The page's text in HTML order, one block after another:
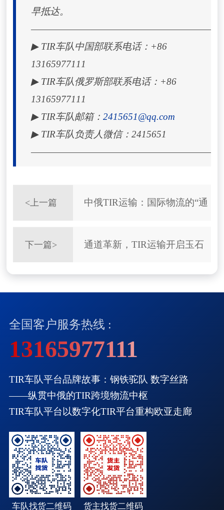
早抵达。
▶ TIR车队中国部联系电话：+86
13165977111
▶ TIR车队俄罗斯部联系电话：+86
13165977111
▶ TIR车队邮箱： 2415651@qq.com
▶ TIR车队负责人微信： 2415651
<上一篇 中俄TIR运输：国际物流的“通
关绿卡”如何改写贸易时效
下一篇> 通道革新，TIR运输开启玉石
全国客户服务热线 :
13165977111
TIR车队平台品牌故事：钢铁驼队 数字丝路
——纵贯中俄的TIR跨境物流中枢
TIR车队平台以数字化TIR平台重构欧亚走廊
车队找货二维码 货主找货二维码